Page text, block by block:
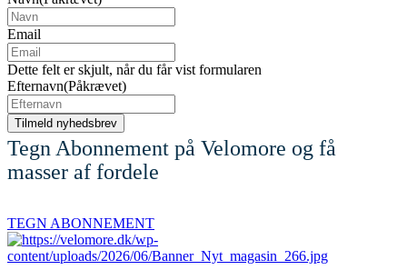
Email
Dette felt er skjult, når du får vist formularen
Efternavn(Påkrævet)
Tegn Abonnement på Velomore og få
masser af fordele
TEGN ABONNEMENT